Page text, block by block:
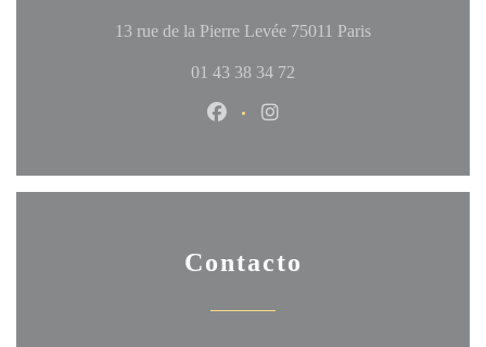
13 rue de la Pierre Levée 75011 Paris((abre en una
01 43 38 34 72
Facebook ((abre en una nueva
Contacto